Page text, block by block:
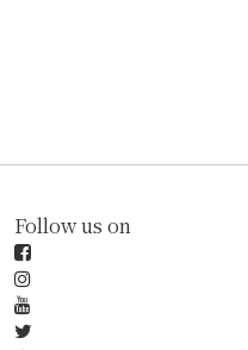
Follow us on